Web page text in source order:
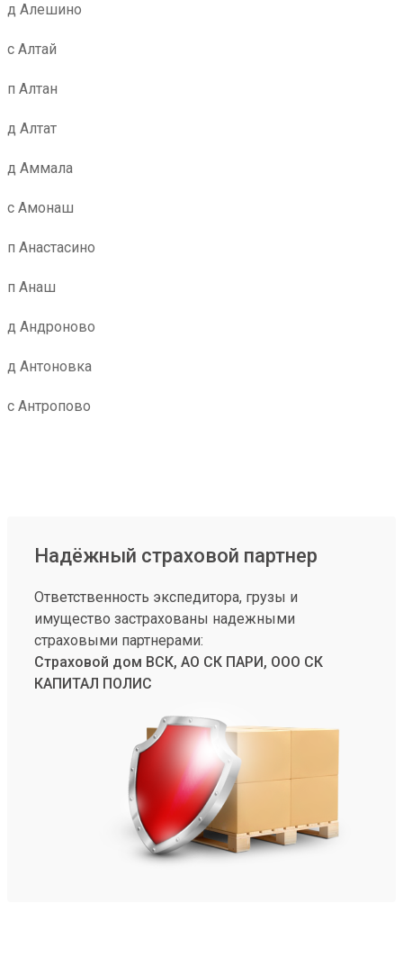
д Алешино
с Алтай
п Алтан
д Алтат
д Аммала
с Амонаш
п Анастасино
п Анаш
д Андроново
д Антоновка
с Антропово
Надёжный страховой партнер
Ответственность экспедитора, грузы и
имущество застрахованы надежными
страховыми партнерами:
Страховой дом ВСК, АО СК ПАРИ, ООО СК
КАПИТАЛ ПОЛИС